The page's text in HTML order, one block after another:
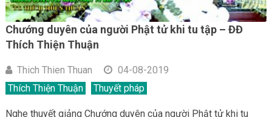
Chướng duyên của người Phật tử khi tu tập – ĐĐ
Thích Thiện Thuận
Thich Thien Thuan
04-08-2019
Thích Thiện Thuận
Thuyết pháp
Nghe thuyết giảng Chướng duyên của người Phật tử khi tu